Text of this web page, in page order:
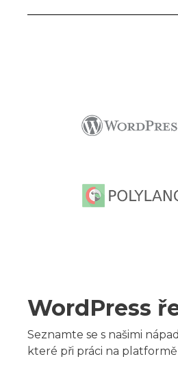
WordPress
Seznamte se s našimi
které při práci na